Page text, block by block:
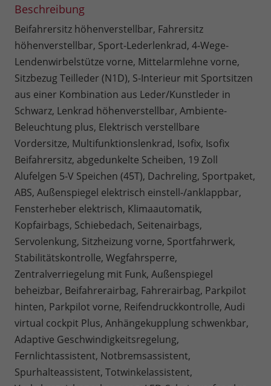
Beschreibung
Beifahrersitz höhenverstellbar, Fahrersitz
höhenverstellbar, Sport-Lederlenkrad, 4-Wege-
Lendenwirbelstütze vorne, Mittelarmlehne vorne,
Sitzbezug Teilleder (N1D), S-Interieur mit Sportsitzen
aus einer Kombination aus Leder/Kunstleder in
Schwarz, Lenkrad höhenverstellbar, Ambiente-
Beleuchtung plus, Elektrisch verstellbare
Vordersitze, Multifunktionslenkrad, Isofix, Isofix
Beifahrersitz, abgedunkelte Scheiben, 19 Zoll
Alufelgen 5-V Speichen (45T), Dachreling, Sportpaket,
ABS, Außenspiegel elektrisch einstell-/anklappbar,
Fensterheber elektrisch, Klimaautomatik,
Kopfairbags, Schiebedach, Seitenairbags,
Servolenkung, Sitzheizung vorne, Sportfahrwerk,
Stabilitätskontrolle, Wegfahrsperre,
Zentralverriegelung mit Funk, Außenspiegel
beheizbar, Beifahrerairbag, Fahrerairbag, Parkpilot
hinten, Parkpilot vorne, Reifendruckkontrolle, Audi
virtual cockpit Plus, Anhängekupplung schwenkbar,
Adaptive Geschwindigkeitsregelung,
Fernlichtassistent, Notbremsassistent,
Spurhalteassistent, Totwinkelassistent,